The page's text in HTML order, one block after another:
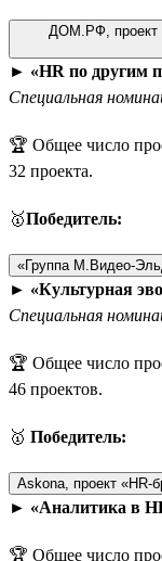
ДОМ.РФ, проект
► «HR по другим
Специальная
🏆 Общее число
32 проекта.
🥇Победитель:
«Группа М.Видео-
► «Культурная
Специальная
🏆 Общее число
46 проектов.
🥇 Победитель:
Askona, проект «HR-
► «Аналитика в
🏆 Общее число